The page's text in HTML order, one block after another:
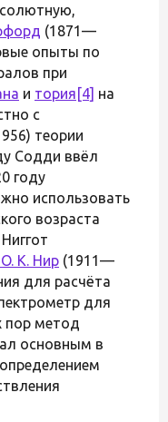
(1871—
опыты по
при
и тория [4] на
с
теории
Содди ввёл
году
использовать
возраста
К. Нир (1911—
для расчёта
для
пор метод
основным в